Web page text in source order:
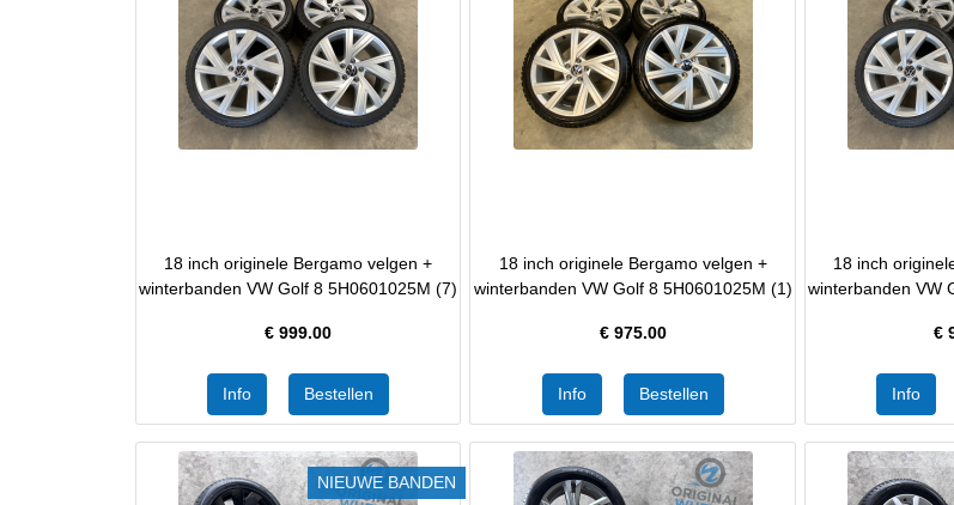
18 inch originele Bergamo velgen +
winterbanden VW Golf 8 5H0601025M (7)
€ 999.00
18 inch originele Bergamo velgen +
winterbanden VW Golf 8 5H0601025M (1)
€ 975.00
18 inch
winterbanden VW
€
NIEUWE BANDEN